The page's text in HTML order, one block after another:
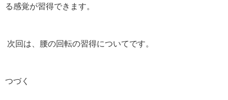
る感覚が習得できます。
次回は、腰の回転の習得についてです。
つづく